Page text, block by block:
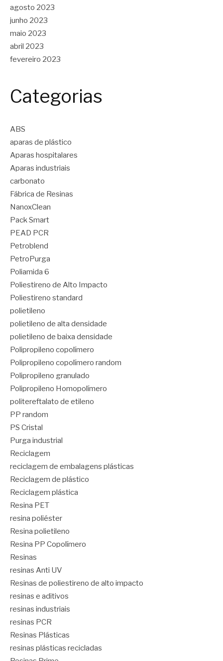
agosto 2023
junho 2023
maio 2023
abril 2023
fevereiro 2023
Categorias
ABS
aparas de plástico
Aparas hospitalares
Aparas industriais
carbonato
Fábrica de Resinas
NanoxClean
Pack Smart
PEAD PCR
Petroblend
PetroPurga
Poliamida 6
Poliestireno de Alto Impacto
Poliestireno standard
polietileno
polietileno de alta densidade
polietileno de baixa densidade
Polipropileno copolímero
Polipropileno copolímero random
Polipropileno granulado
Polipropileno Homopolímero
politereftalato de etileno
PP random
PS Cristal
Purga industrial
Reciclagem
reciclagem de embalagens plásticas
Reciclagem de plástico
Reciclagem plástica
Resina PET
resina poliéster
Resina polietileno
Resina PP Copolímero
Resinas
resinas Anti UV
Resinas de poliestireno de alto impacto
resinas e aditivos
resinas industriais
resinas PCR
Resinas Plásticas
resinas plásticas recicladas